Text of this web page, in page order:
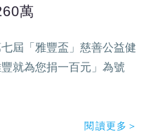
萬
屆「雅豐盃」慈善公益健
就為您捐一百元」為號
閱讀更多＞